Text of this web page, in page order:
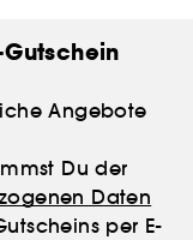
Angebote
Du der
Daten
per E-